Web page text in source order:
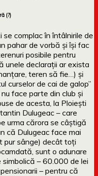
(?)
complac în întâlnirile de
pahar de vorbă și își fac
posibile pentru
unele declarații ar exista
teren să fie…) și
curselor de cai de galop”
face parte din club și
de acesta, la Ploiești
Dulugeac – care
urma cărora se câștigă
că Dulugeac face mai
pur sânge) decât toți
sunt o adunare
– 60.000 de lei
– pentru că